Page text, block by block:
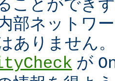
ことができ
部ネットワ
ありません
が